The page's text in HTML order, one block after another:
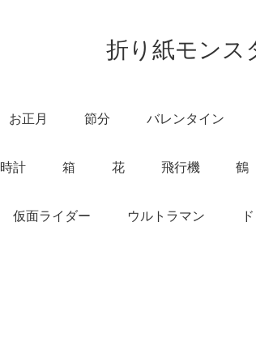
折り紙モンス
お正月 節分 バレンタイン
時計 箱 花 飛行機 鶴
仮面ライダー ウルトラマン